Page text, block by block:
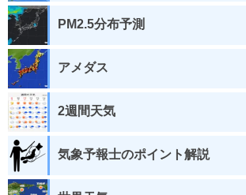
PM2.5分布予測
アメダス
2週間天気
気象予報士のポイント解説